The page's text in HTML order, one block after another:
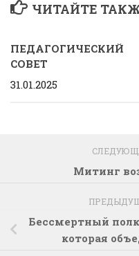
ЧИТАЙТЕ
ПЕДАГОГИЧЕСКИЙ
СОВЕТ
31.01.2025
Митинг
Бессмертный
которая